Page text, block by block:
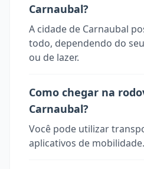
Carnaubal?
A cidade de Carnaubal
todo, dependendo do
ou de lazer.
Como chegar na
Carnaubal?
Você pode utilizar
aplicativos de mobilidade.